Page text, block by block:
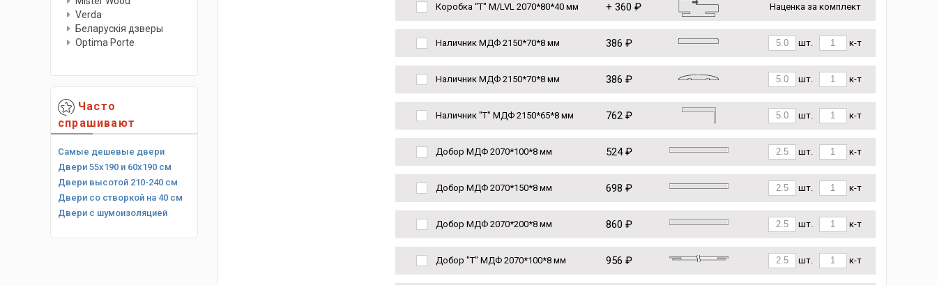
Verda
Беларускiя дзверы
Optima Porte
Часто
спрашивают
Самые дешевые двери
Двери 55х190 и 60х190 см
Двери высотой 210-240 см
Двери со створкой на 40 см
Двери с шумоизоляцией
Коробка "Т" M/LVL 2070*80*40 мм + 360 ₽ Наценка за комплект
Наличник МДФ 2150*70*8 мм 386 ₽ шт. к-т
Наличник МДФ 2150*70*8 мм 386 ₽ шт. к-т
Наличник "Т" МДФ 2150*65*8 мм 762 ₽ шт. к-т
Добор МДФ 2070*100*8 мм 524 ₽ шт. к-т
Добор МДФ 2070*150*8 мм 698 ₽ шт. к-т
Добор МДФ 2070*200*8 мм 860 ₽ шт. к-т
Добор "Т" МДФ 2070*100*8 мм 956 ₽ шт. к-т